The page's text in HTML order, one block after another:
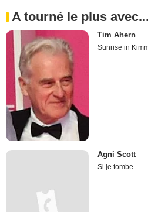
A tourné le plus avec...
Tim Ahern
Sunrise in
Agni Scott
Si je tombe